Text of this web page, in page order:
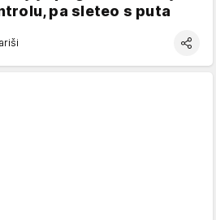
pa sleteo s puta